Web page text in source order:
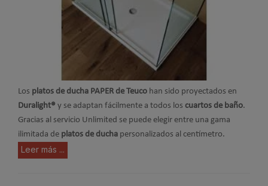
Los platos de ducha PAPER de Teuco han sido proyectados en
Duralight® y se adaptan fácilmente a todos los cuartos de baño.
Gracias al servicio Unlimited se puede elegir entre una gama
ilimitada de platos de ducha personalizados al centímetro.
Leer más ...